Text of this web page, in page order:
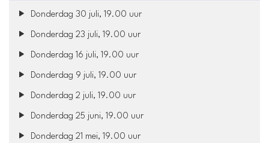
Donderdag 30 juli, 19.00 uur
Donderdag 23 juli, 19.00 uur
Donderdag 16 juli, 19.00 uur
Donderdag 9 juli, 19.00 uur
Donderdag 2 juli, 19.00 uur
Donderdag 25 juni, 19.00 uur
Donderdag 21 mei, 19.00 uur